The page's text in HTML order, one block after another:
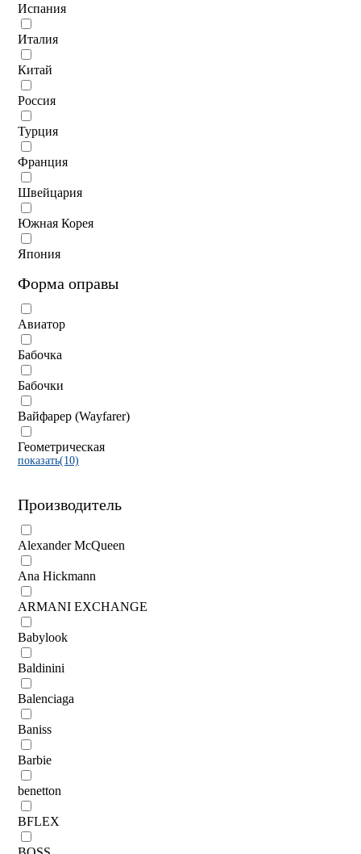
Испания
Италия
Китай
Россия
Турция
Франция
Швейцария
Южная Корея
Япония
Форма оправы
Авиатор
Бабочка
Бабочки
Вайфарер (Wayfarer)
Геометрическая
показать(10)
Производитель
Alexander McQueen
Ana Hickmann
ARMANI EXCHANGE
Babylook
Baldinini
Balenciaga
Baniss
Barbie
benetton
BFLEX